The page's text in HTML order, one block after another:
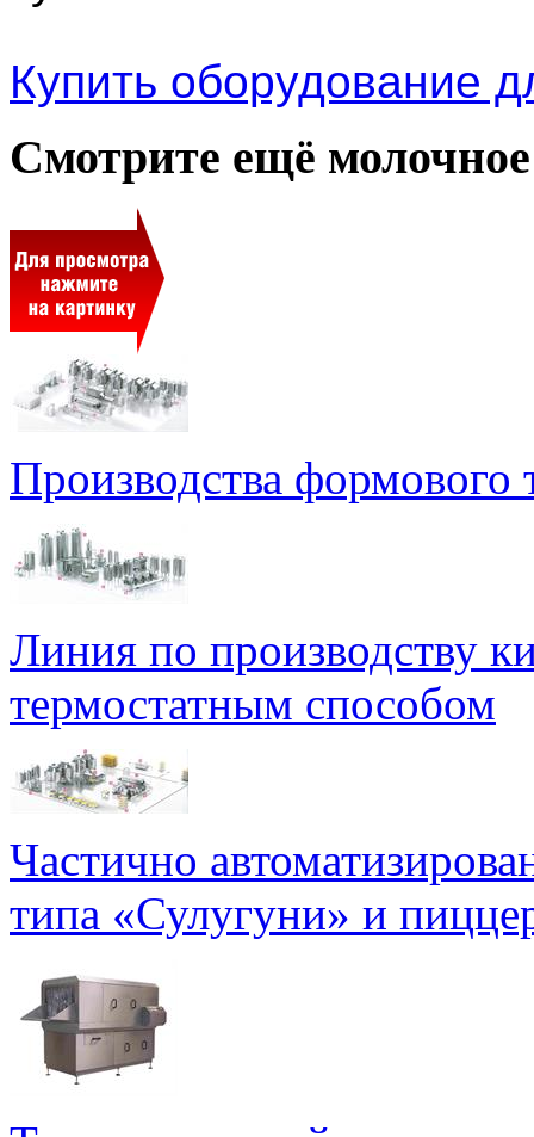
Купить оборудование
Смотрите ещё
Производства формового
Линия по производству
термостатным способом
Частично
типа «Сулугуни» и